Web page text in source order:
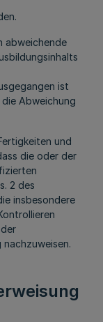
abweichende
ist
Abweichung
und
die oder der
2 des
insbesondere